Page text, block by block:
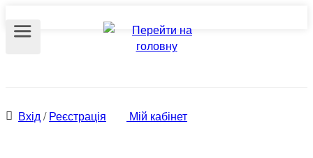
Вхід/Реєстрація Мій кабінет